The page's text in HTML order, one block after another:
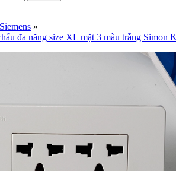
»
đa năng size XL mặt 3 màu trắng Simon